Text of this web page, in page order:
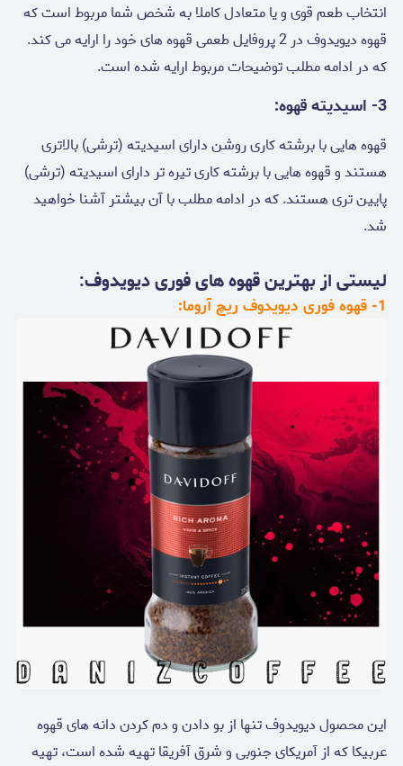
انتخاب طعم قوی و یا متعادل کاملا به شخص شما مربوط است که
قهوه دیویدوف در 2 پروفایل طعمی قهوه های خود را ارایه می کند.
که در ادامه مطلب توضیحات مربوط ارایه شده است.
3- اسیدیته قهوه:
قهوه هایی با برشته کاری روشن دارای اسیدیته (ترشی) بالاتری
هستند و قهوه هایی با برشته کاری تیره تر دارای اسیدیته (ترشی)
پایین تری هستند. که در ادامه مطلب با آن بیشتر آشنا خواهید
شد.
لیستی از بهترین قهوه های فوری دیویدوف:
1- قهوه فوری دیویدوف ریچ آروما:
این محصول دیویدوف تنها از بو دادن و دم کردن دانه های قهوه
عربیکا که از آمریکای جنوبی و شرق آفریقا تهیه شده است، تهیه